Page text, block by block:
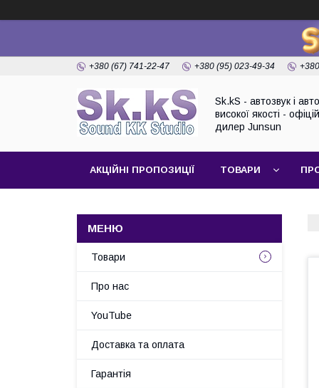
+380 (67) 741-22-47 +380 (95) 023-49-34
Sk.kS - автозвук і
високої якості -
дилер Junsun
АКЦІЙНІ ПРОПОЗИЦІЇ ТОВАРИ
Товари
Про нас
YouTube
Доставка та оплата
Гарантія